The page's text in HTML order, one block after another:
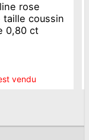
rose
taille coussin
0,80 ct
vendu